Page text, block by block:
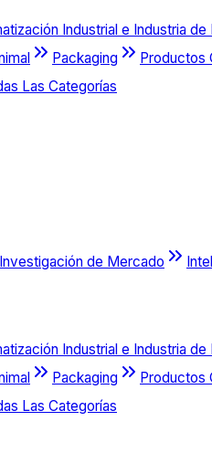
Industrial e Industria de
Packaging Productos
Las Categorías
de Mercado
Industrial e Industria de
Packaging Productos
Las Categorías